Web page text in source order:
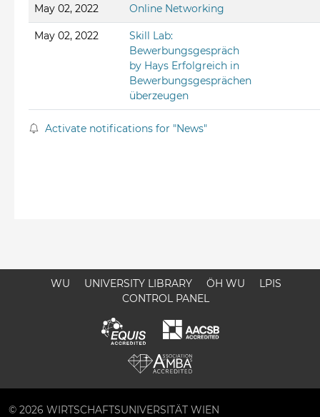
May 02, 2022 Online Networking
May 02, 2022
Skill Lab:
Bewerbungsgespräch
by Hays Erfolgreich in
Bewerbungsgesprächen
überzeugen
Activate notifications for "News"
WU UNIVERSITY LIBRARY ÖH WU
LPIS
CONTROL PANEL
© 2026 WIRTSCHAFTSUNIVERSITÄT WIEN